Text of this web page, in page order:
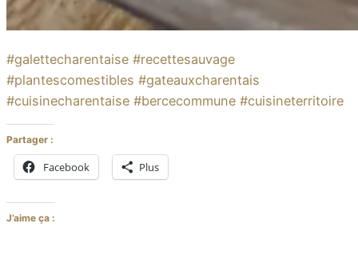
#galettecharentaise #recettesauvage
#plantescomestibles #gateauxcharentais
#cuisinecharentaise #bercecommune #cuisineterritoire
Partager :
Facebook Plus
J’aime ça :